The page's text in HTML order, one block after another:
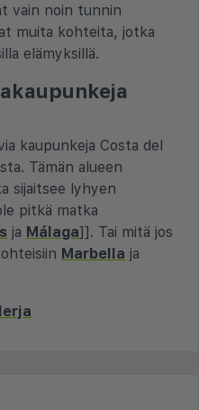
vain noin tunnin
muita kohteita, jotka
elämyksillä.
kaupunkeja Costa del
Tämän alueen
sijaitsee lyhyen
pitkä matka
ja Málaga]]. Tai mitä jos
Marbella ja